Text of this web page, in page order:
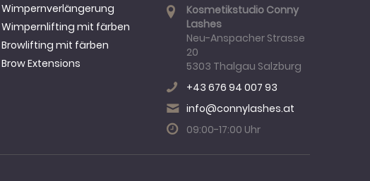
Wimpernverlängerung
Wimpernlifting mit färben
Browlifting mit färben
Brow Extensions
Kosmetikstudio Conny
Lashes
Neu-Anspacher Strasse
20
5303 Thalgau Salzburg
+43 676 94 007 93
info@connylashes.at
09:00-17:00 Uhr